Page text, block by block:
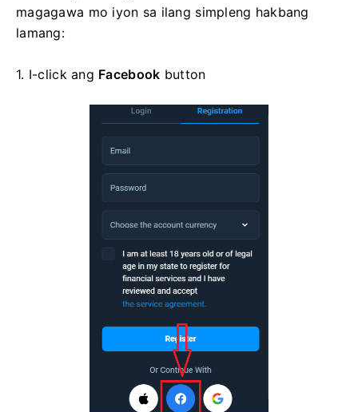
magagawa mo iyon sa ilang simpleng hakbang
lamang:
1. I-click ang Facebook button